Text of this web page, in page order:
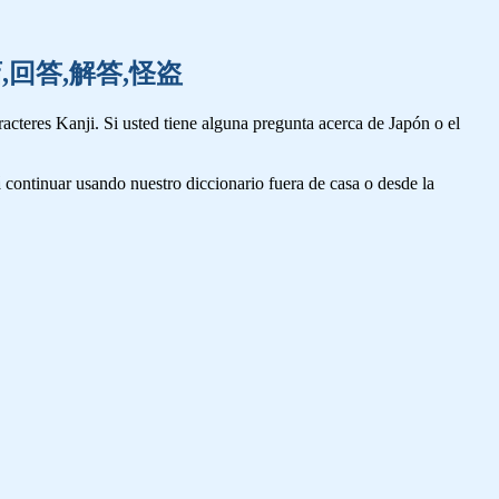
回答,解答,怪盗
Kanji. Si usted tiene alguna pregunta acerca de Japón o el
continuar usando nuestro diccionario fuera de casa o desde la